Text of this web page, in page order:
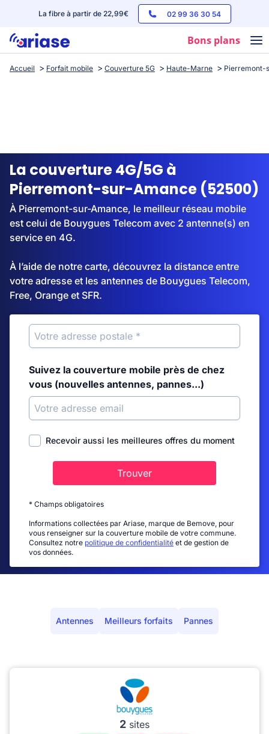
La fibre à partir de 22,99€ 02 99 36 30 54
Bons plans
Box internet
Streaming
Accueil Forfait mobile Couverture 5G Haute-Marne Pierremont-
La couverture 4G/5G à
Pierremont-sur-Amance (52500)
À Pierremont-sur-Amance, le meilleur réseau mobile
est celui de Bouygues Telecom avec 2 antenne(s) en
service en 4G.
À l’aide de notre carte, découvrez la distance entre
votre adresse et les antennes de Bouygues Telecom,
Free, Orange et SFR.
Suivez la couverture mobile près de chez
vous (nouvelles antennes, pannes...)
Recevoir aussi les meilleures offres du moment
Trouver
* Champs obligatoires
Informations collectées par Ariase, marque de Bemove, pour
vous renseigner sur la couverture mobile de votre commune.
Consultez notre politique de confidentialité et de gestion de
vos données.
Antennes Meilleurs forfaits Pannes
2 sites